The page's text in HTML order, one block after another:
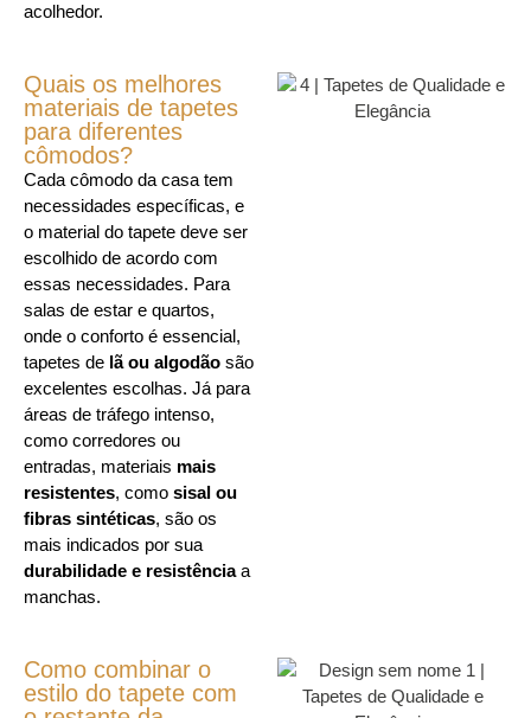
acolhedor.
Quais os melhores
materiais de tapetes
para diferentes
cômodos?
Cada cômodo da casa tem
necessidades específicas, e
o material do tapete deve ser
escolhido de acordo com
essas necessidades. Para
salas de estar e quartos,
onde o conforto é essencial,
tapetes de lã ou algodão são
excelentes escolhas. Já para
áreas de tráfego intenso,
como corredores ou
entradas, materiais mais
resistentes, como sisal ou
fibras sintéticas, são os
mais indicados por sua
durabilidade e resistênciaa
manchas.
Como combinar o
estilo do tapete com